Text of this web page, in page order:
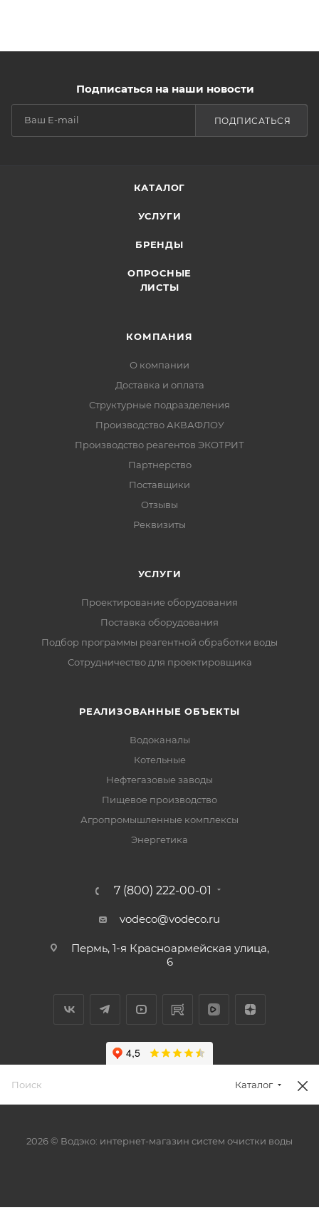
Подписаться на наши новости
ПОДПИСАТЬСЯ
КАТАЛОГ
УСЛУГИ
БРЕНДЫ
ОПРОСНЫЕ
ЛИСТЫ
КОМПАНИЯ
О компании
Доставка и оплата
Структурные подразделения
Производство АКВАФЛОУ
Производство реагентов ЭКОТРИТ
Партнерство
Поставщики
Отзывы
Реквизиты
УСЛУГИ
Проектирование оборудования
Поставка оборудования
Подбор программы реагентной обработки воды
Сотрудничество для проектировщика
РЕАЛИЗОВАННЫЕ ОБЪЕКТЫ
Водоканалы
Котельные
Нефтегазовые заводы
Пищевое производство
Агропромышленные комплексы
Энергетика
7 (800) 222-00-01
vodeco@vodeco.ru
Пермь, 1-я Красноармейская улица,
6
2026 © Водэко: интернет-магазин систем очистки воды
Каталог